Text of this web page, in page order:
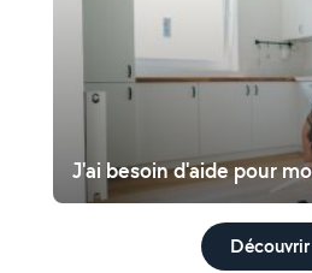
J'ai besoin d'aide pour
Découvrir